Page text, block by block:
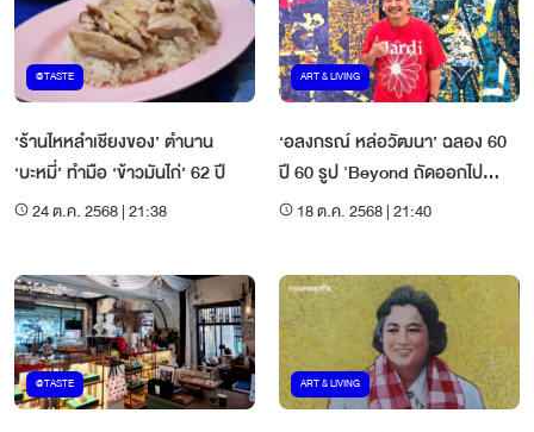
@TASTE
‘ร้านไหหลำเชียงของ’ ตำนาน
‘บะหมี่’ ทำมือ ‘ข้าวมันไก่’ 62 ปี
24 ต.ค. 2568 | 21:38
ART & LIVING
‘อลงกรณ์ หล่อวัฒนา’ ฉลอง 60
ปี 60 รูป 'Beyond ถัดออกไป
อนาคตข้างหน้า'
18 ต.ค. 2568 | 21:40
@TASTE ART & LIVING